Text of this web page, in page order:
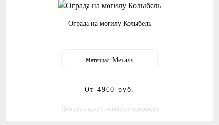
Ограда на могилу Колыбель
Материал: Металл
От 4900 руб.
Итоговую цену уточняйте у менеджера